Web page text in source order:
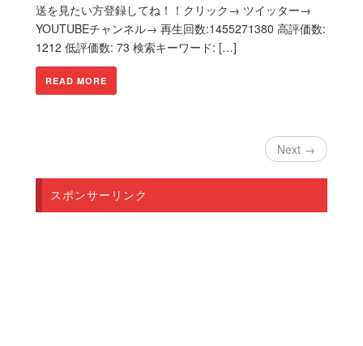
送を見たい方登録してね！！クリック→ ツイッター→
YOUTUBEチャンネル→ 再生回数:1455271380 高評価数:
1212 低評価数: 73 検索キーワード: […]
READ MORE
Next →
スポンサーリンク